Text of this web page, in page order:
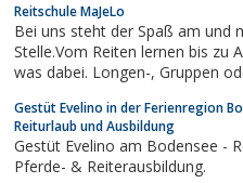
Reitschule MaJeLo
Bei uns steht der Spaß am und
Stelle.Vom Reiten lernen bis zu
was dabei. Longen-, Gruppen oder Einzelunterricht wird je nach
bieten wir die Führzügelklasse
auch...
Gestüt Evelino in der Ferienregion
Reiturlaub und Ausbildung
Gestüt Evelino am Bodensee -
Pferde- & Reiterausbildung.